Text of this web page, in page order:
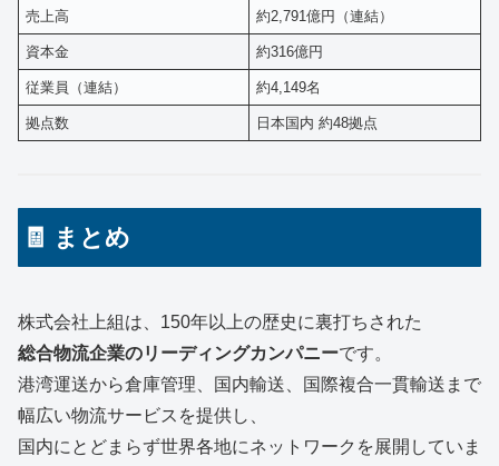
売上高 約2,791億円（連結）
資本金 約316億円
従業員（連結） 約4,149名
拠点数 日本国内 約48拠点
🧾 まとめ
株式会社上組は、150年以上の歴史に裏打ちされた
総合物流企業のリーディングカンパニーです。
港湾運送から倉庫管理、国内輸送、国際複合一貫輸送まで
幅広い物流サービスを提供し、
国内にとどまらず世界各地にネットワークを展開していま